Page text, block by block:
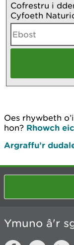
Cofrestru i
Cyfoeth
Oes rhywbeth
hon? Rhowch
Argraffu’r
Ymuno â'r